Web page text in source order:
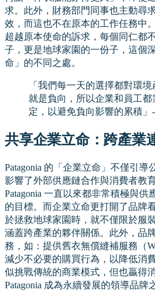
求。此外，財務部門同事也主動尋
效，而這也不在原本的工作任務中
超越原本使命的訴求，每個同仁都
子，更是地球家園的一份子，這個
命」的不同之處。
「我們每一天的選擇都對環
就是負向，所以企業和員工
定，以避免負向影響的累積」
共享企業立命：跨產業
Patagonia 的「企業立命」不僅引
影響了外部供應鏈合作與消費者教
Patagonia 一直以來都非常積極與供
的目標。而企業立命更打開了品牌
於拯救地球家園時，就不僅限於服
涵蓋跨產業的夥伴關係。此外，品
務，如：提供舊衣無償縫補服務（
減少不必要的購買行為，以降低消
似挑戰傳統的商業模式，但也贏得
Patagonia 成為永續發展的領導品牌